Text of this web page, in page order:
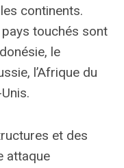
continents.
touchés sont
le
l’Afrique du
et des
attaque